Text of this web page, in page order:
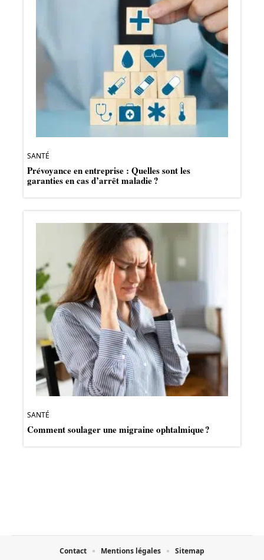
SANTÉ
Prévoyance en entreprise : Quelles sont les
garanties en cas d’arrêt maladie ?
SANTÉ
Comment soulager une migraine ophtalmique ?
Contact Mentions légales Sitemap